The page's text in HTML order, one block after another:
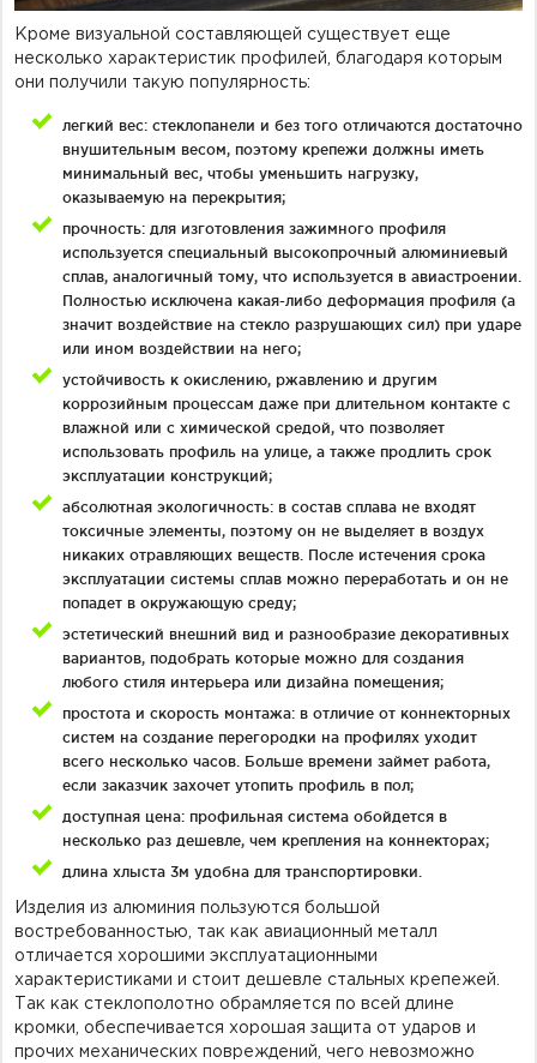
Кроме визуальной составляющей существует еще
несколько характеристик профилей, благодаря которым
они получили такую популярность:
легкий вес: стеклопанели и без того отличаются достаточно
внушительным весом, поэтому крепежи должны иметь
минимальный вес, чтобы уменьшить нагрузку,
оказываемую на перекрытия;
прочность: для изготовления зажимного профиля
используется специальный высокопрочный алюминиевый
сплав, аналогичный тому, что используется в авиастроении.
Полностью исключена какая-либо деформация профиля (а
значит воздействие на стекло разрушающих сил) при ударе
или ином воздействии на него;
устойчивость к окислению, ржавлению и другим
коррозийным процессам даже при длительном контакте с
влажной или с химической средой, что позволяет
использовать профиль на улице, а также продлить срок
эксплуатации конструкций;
абсолютная экологичность: в состав сплава не входят
токсичные элементы, поэтому он не выделяет в воздух
никаких отравляющих веществ. После истечения срока
эксплуатации системы сплав можно переработать и он не
попадет в окружающую среду;
эстетический внешний вид и разнообразие декоративных
вариантов, подобрать которые можно для создания
любого стиля интерьера или дизайна помещения;
простота и скорость монтажа: в отличие от коннекторных
систем на создание перегородки на профилях уходит
всего несколько часов. Больше времени займет работа,
если заказчик захочет утопить профиль в пол;
доступная цена: профильная система обойдется в
несколько раз дешевле, чем крепления на коннекторах;
длина хлыста 3м удобна для транспортировки.
Изделия из алюминия пользуются большой
востребованностью, так как авиационный металл
отличается хорошими эксплуатационными
характеристиками и стоит дешевле стальных крепежей.
Так как стеклополотно обрамляется по всей длине
кромки, обеспечивается хорошая защита от ударов и
прочих механических повреждений, чего невозможно